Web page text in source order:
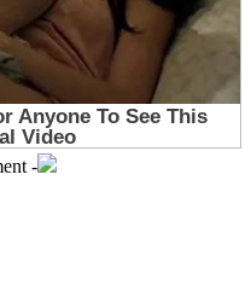
-